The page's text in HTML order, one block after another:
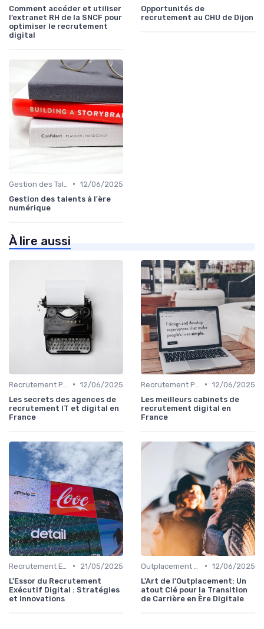
Comment accéder et utiliser
l’extranet RH de la SNCF pour
optimiser le recrutement
digital
Opportunités de
recrutement au CHU de Dijon
• 12/06/2025
Gestion des talents à l'ère
numérique
À lire aussi
• 12/06/2025
Les secrets des agences de
recrutement IT et digital en
France
• 12/06/2025
Les meilleurs cabinets de
recrutement digital en
France
•
21/05/2025
L'Essor du Recrutement
Exécutif Digital : Stratégies
et Innovations
• 12/06/2025
L'Art de l'Outplacement: Un
atout Clé pour la Transition
de Carrière en Ère Digitale